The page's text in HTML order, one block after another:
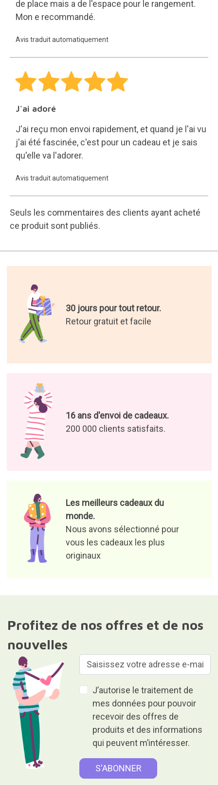
de place mais a de l'espace pour le rangement.
Mon e recommandé.
Avis traduit automatiquement
J'ai adoré
J'ai reçu mon envoi rapidement, et quand je l'ai vu
j'ai été fascinée, c'est pour un cadeau et je sais
qu'elle va l'adorer.
Avis traduit automatiquement
Seuls les commentaires des clients ayant acheté
ce produit sont publiés.
30 jours pour tout retour.
Retour gratuit et facile
16 ans d'envoi de cadeaux.
200 000 clients satisfaits.
Les meilleurs cadeaux du
monde.
Nous avons sélectionné pour
vous les cadeaux les plus
originaux
Profitez de nos offres et de nos
nouvelles
J’autorise le traitement de
mes données pour pouvoir
recevoir des offres de
produits et des informations
qui peuvent m’intéresser.